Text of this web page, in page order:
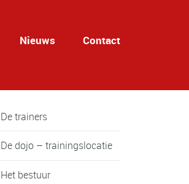
Nieuws Contact
De trainers
De dojo – trainingslocatie
Het bestuur